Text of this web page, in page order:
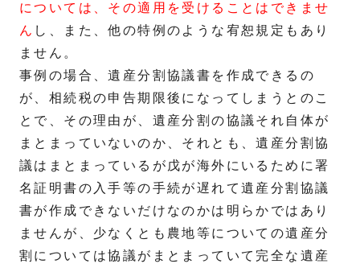
については、その適用を受けることはできませ
ん し、また、他の特例のような宥恕規定もあり
ません。
事例の場合、遺産分割協議書を作成できるの
が、相続税の申告期限後になってしまうとのこ
とで、その理由が、遺産分割の協議それ自体が
まとまっていないのか、それとも、遺産分割協
議はまとまっているが戊が海外にいるために署
名証明書の入手等の手続が遅れて遺産分割協議
書が作成できないだけなのかは明らかではあり
ませんが、少なくとも農地等についての遺産分
割については協議がまとまっていて完全な遺産